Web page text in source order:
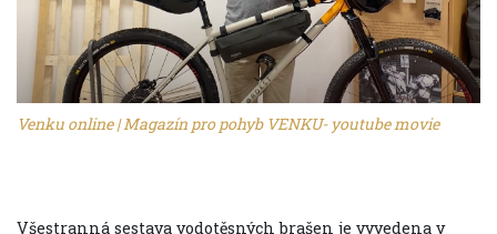
Venku online | Magazín pro pohyb VENKU- youtube movie
Všestranná sestava vodotěsných brašen je vyvedena v